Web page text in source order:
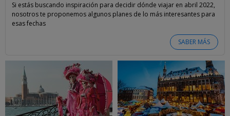
Si estás buscando inspiración para decidir dónde viajar en abril 2022,
nosotros te proponemos algunos planes de lo más interesantes para
esas fechas
SABER MÁS